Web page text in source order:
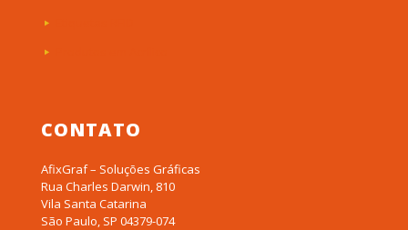
CONTATO
AfixGraf – Soluções Gráficas
Rua Charles Darwin, 810
Vila Santa Catarina
São Paulo, SP 04379-074